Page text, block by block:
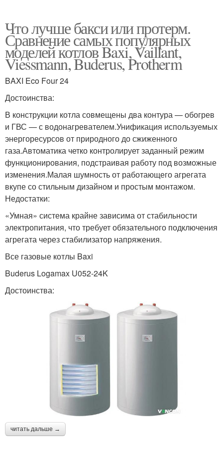
Что лучше бакси или протерм.
Сравнение самых популярных
моделей котлов Baxi, Vaillant,
Viessmann, Buderus, Protherm
BAXI Eco Four 24
Достоинства:
В конструкции котла совмещены два контура — обогрев
и ГВС — с водонагревателем.Унификация используемых
энергоресурсов от природного до сжиженного
газа.Автоматика четко контролирует заданный режим
функционирования, подстраивая работу под возможные
изменения.Малая шумность от работающего агрегата
вкупе со стильным дизайном и простым монтажом.
Недостатки:
«Умная» система крайне зависима от стабильности
электропитания, что требует обязательного подключения
агрегата через стабилизатор напряжения.
Все газовые котлы Baxi
Buderus Logamax U052-24K
Достоинства:
читать дальше →